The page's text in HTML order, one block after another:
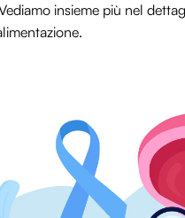
insieme più nel